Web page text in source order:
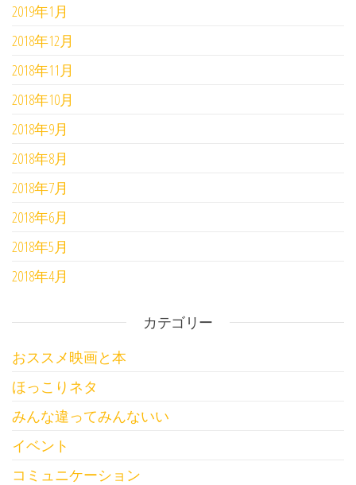
2019年1月
2018年12月
2018年11月
2018年10月
2018年9月
2018年8月
2018年7月
2018年6月
2018年5月
2018年4月
カテゴリー
おススメ映画と本
ほっこりネタ
みんな違ってみんないい
イベント
コミュニケーション